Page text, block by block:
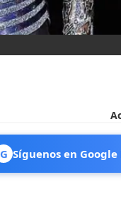
G Síguenos en